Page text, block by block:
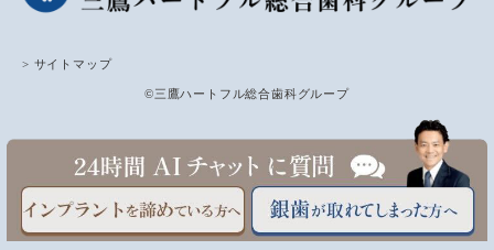
> サイトマップ
©三鷹ハートフル総合歯科グループ